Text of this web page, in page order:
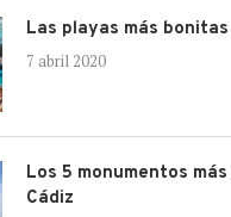
Las playas más
7 abril 2020
Los 5 monumentos
Cádiz